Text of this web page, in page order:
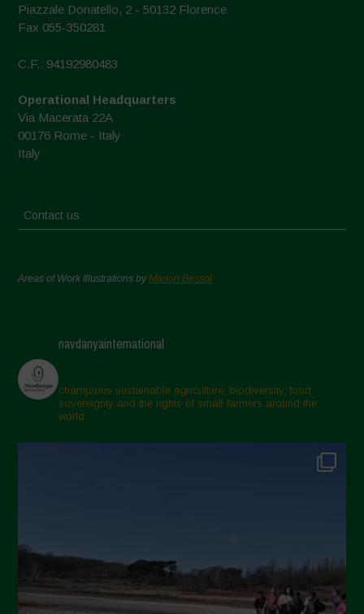
Piazzale Donatello, 2 - 50132 Florence
Fax 055-350281
C.F.: 94192980483
Operational Headquarters
Via Macerata 22A
00176 Rome - Italy
Italy
Contact us
Areas of Work Illustrations byMarion Bessol
navdanyainternational
champions sustainable agriculture, biodiversity, food
sovereignty and the rights of small farmers around the
world.